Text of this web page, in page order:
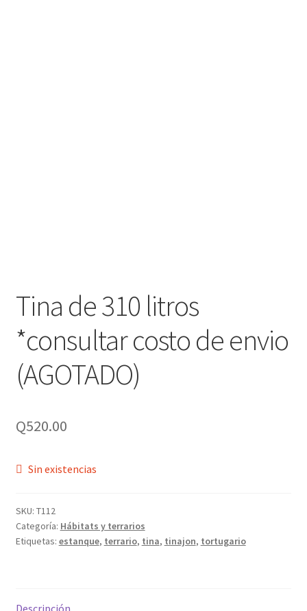
Tina de 310 litros
*consultar costo de envio
(AGOTADO)
Q520.00
Sin existencias
SKU: T112
Categoría: Hábitats y terrarios
Etiquetas: estanque, terrario, tina, tinajon, tortugario